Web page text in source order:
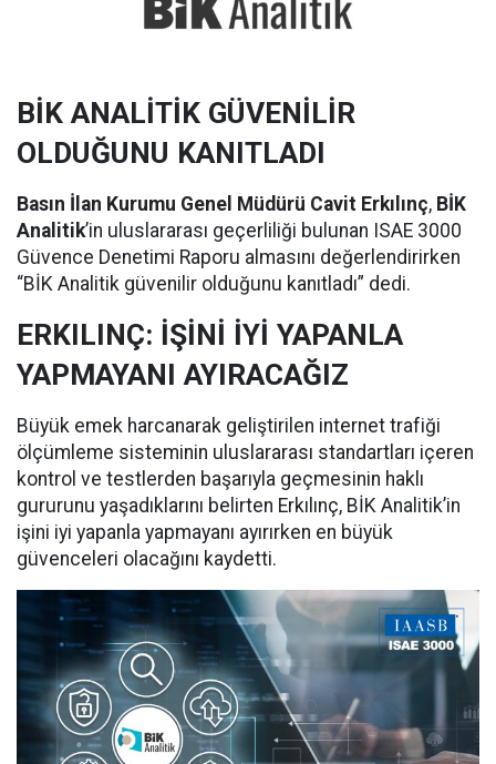
BİK ANALİTİK GÜVENİLİR
OLDUĞUNU KANITLADI
Basın İlan Kurumu Genel Müdürü Cavit Erkılınç, BİK
Analitik’in uluslararası geçerliliği bulunan ISAE 3000
Güvence Denetimi Raporu almasını değerlendirirken
“BİK Analitik güvenilir olduğunu kanıtladı” dedi.
ERKILINÇ: İŞİNİ İYİ YAPANLA
YAPMAYANI AYIRACAĞIZ
Büyük emek harcanarak geliştirilen internet trafiği
ölçümleme sisteminin uluslararası standartları içeren
kontrol ve testlerden başarıyla geçmesinin haklı
gururunu yaşadıklarını belirten Erkılınç, BİK Analitik’in
işini iyi yapanla yapmayanı ayırırken en büyük
güvenceleri olacağını kaydetti.